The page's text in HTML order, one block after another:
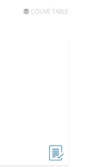
COUVÉ TABLE